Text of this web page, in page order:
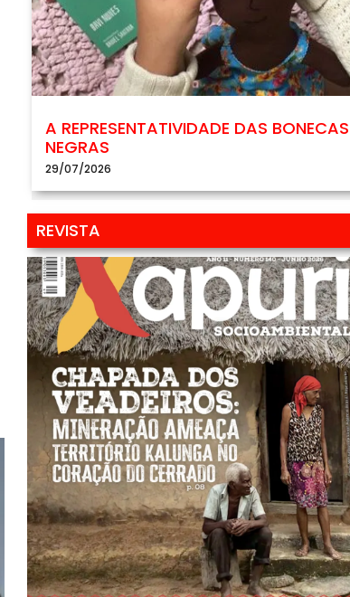
A REPRESENTATIVIDADE DAS BONECAS
NEGRAS
29/07/2026
REVISTA